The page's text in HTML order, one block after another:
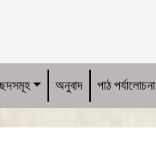
অনুবাদ পাঠ পর্যালোচনা